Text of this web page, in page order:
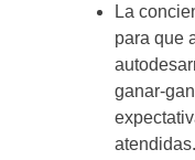
La
para que
ganar-
atendidas.